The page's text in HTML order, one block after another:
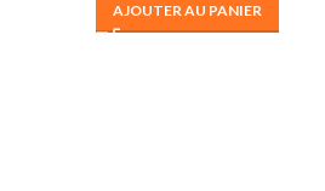
AJOUTER AU PANIER